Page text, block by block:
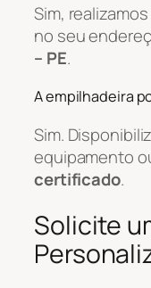
Sim,
no seu
– PE.
A empilhadeira
Sim.
equipamento
certificado.
Solicite